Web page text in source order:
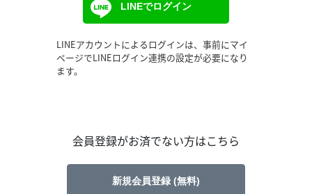
LINEでログイン
LINEアカウントによるログインは、事前にマイ
ページでLINEログイン連携の設定が必要になり
ます。
会員登録がお済でない方はこちら
新規会員登録 (無料)